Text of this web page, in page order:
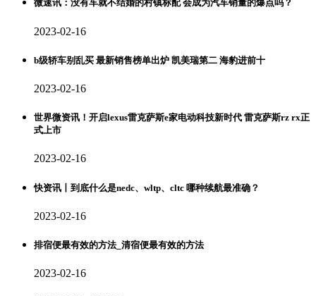
微速讯：没有车就不结婚的村镇标配 会成为汽车销量的爆点吗？
2023-02-16
b级轿车别乱买 最新销售榜单出炉 凯美瑞第二 海豹进前十
2023-02-16
世界微资讯！开启lexus雷克萨斯e家电动科技新时代 雷克萨斯rz rx正
式上市
2023-02-16
快资讯丨到底什么是nedc、wltp、cltc 哪种续航最准确？
2023-02-16
排宿便最有效的方法_清宿便最有效的方法
2023-02-16